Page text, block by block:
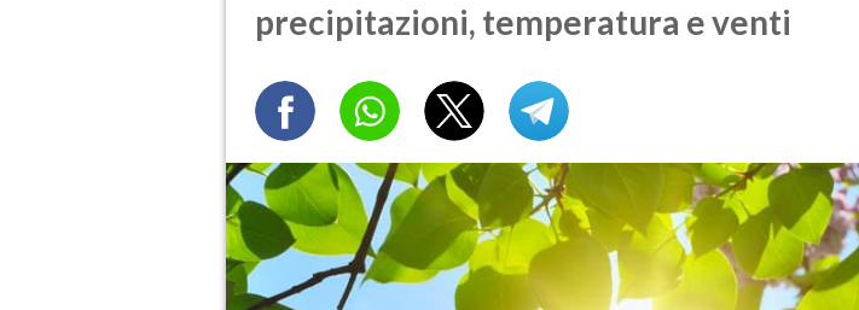
precipitazioni, temperatura e venti